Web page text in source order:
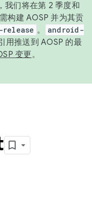
我们将在第 2 季度和
构建 AOSP 并为其贡
。
android-
用推送到 AOSP 的最
变更。